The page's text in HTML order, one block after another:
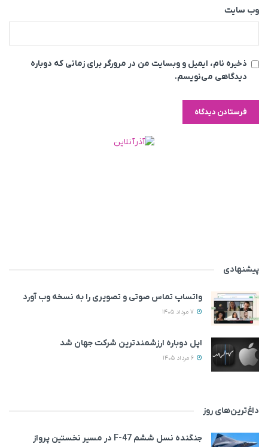
وب‌ سایت
ذخیره نام، ایمیل و وبسایت من در مرورگر برای زمانی که دوباره
دیدگاهی می‌نویسم.
پیشنهادی
واتساپ تماس صوتی و تصویری را به نسخه وب آورد
اپل دوباره ارزشمندترین شرکت جهان شد
داغ‌ترین‌های روز
جنگنده نسل ششم F-47 در مسیر نخستین پرواز